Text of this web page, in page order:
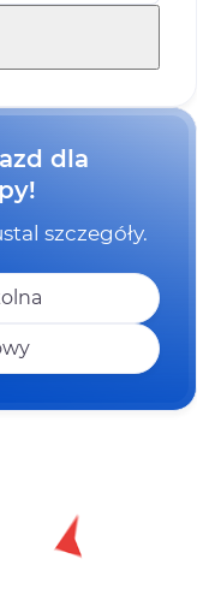
dla
szczegóły.